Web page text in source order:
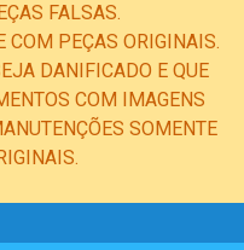
FALSAS.
COM PEÇAS ORIGINAIS.
DANIFICADO E QUE
COM IMAGENS
SOMENTE